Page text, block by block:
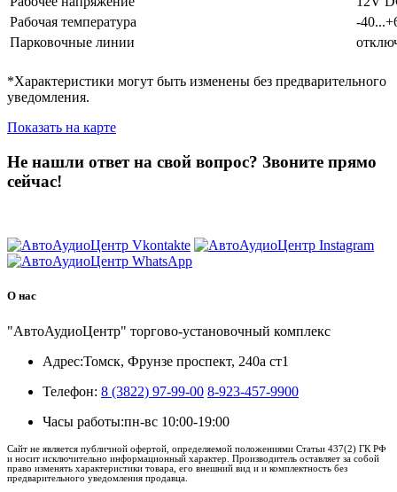
Рабочая температура
-
Парковочные линии
*Характеристики могут быть изменены без предварительного
уведомления.
Показать на карте
Не нашли ответ на свой вопрос? Звоните прямо
сейчас!
О нас
"АвтоАудиоЦентр" торгово-установочный комплекс
Адрес:Томск, Фрунзе проспект, 240а ст1
Телефон: 8 (3822) 97-99-00 8-923-457-9900
Часы работы:пн-вс 10:00-19:00
Сайт не является публичной офертой, определяемой положениями Статьи 437(2) ГК РФ
и носит исключительно информационный характер. Производитель оставляет за собой
право изменять характеристики товара, его внешний вид и и комплектность без
предварительного уведомления продавца.